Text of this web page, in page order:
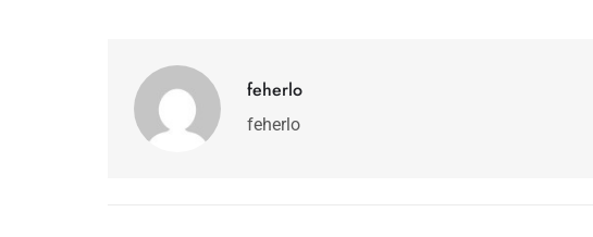
feherlo
feherlo